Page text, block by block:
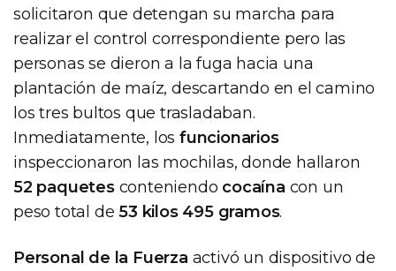
solicitaron que detengan su marcha para
realizar el control correspondiente pero las
personas se dieron a la fuga hacia una
plantación de maíz, descartando en el camino
los tres bultos que trasladaban.
Inmediatamente, losfuncionarios
inspeccionaron las mochilas, donde hallaron
52 paquetesconteniendo cocaína con un
peso total de53 kilos 495 gramos.
Personal de la Fuerza activó un dispositivo de